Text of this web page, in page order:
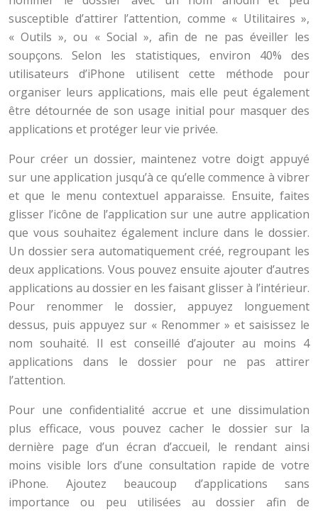
susceptible d’attirer l’attention, comme « Utilitaires »,
« Outils », ou « Social », afin de ne pas éveiller les
soupçons. Selon les statistiques, environ 40% des
utilisateurs d’iPhone utilisent cette méthode pour
organiser leurs applications, mais elle peut également
être détournée de son usage initial pour masquer des
applications et protéger leur vie privée.
Pour créer un dossier, maintenez votre doigt appuyé
sur une application jusqu’à ce qu’elle commence à vibrer
et que le menu contextuel apparaisse. Ensuite, faites
glisser l’icône de l’application sur une autre application
que vous souhaitez également inclure dans le dossier.
Un dossier sera automatiquement créé, regroupant les
deux applications. Vous pouvez ensuite ajouter d’autres
applications au dossier en les faisant glisser à l’intérieur.
Pour renommer le dossier, appuyez longuement
dessus, puis appuyez sur « Renommer » et saisissez le
nom souhaité. Il est conseillé d’ajouter au moins 4
applications dans le dossier pour ne pas attirer
l’attention.
Pour une confidentialité accrue et une dissimulation
plus efficace, vous pouvez cacher le dossier sur la
dernière page d’un écran d’accueil, le rendant ainsi
moins visible lors d’une consultation rapide de votre
iPhone. Ajoutez beaucoup d’applications sans
importance ou peu utilisées au dossier afin de